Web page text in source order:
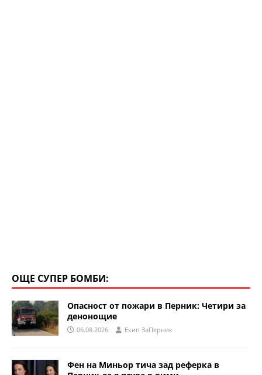
ОЩЕ СУПЕР БОМБИ:
Опасност от пожари в Перник: Четири за
денонощие
06.08.2026 Eкип ЗаПерник
Фен на Миньор тича зад реферка в